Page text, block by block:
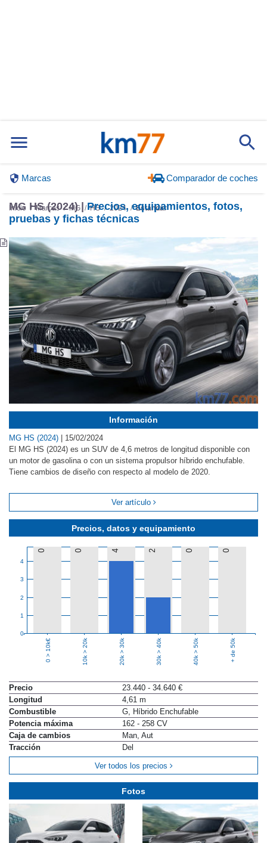
Marcas Comparador de coches
Inicio Marcas MG HS 2024 Estándar
MG HS (2024) |Precios, equipamientos, fotos,
pruebas y fichas técnicas
Precios, datos y equipamiento
0
1
2
3
4
0 0 4 2 0 0
0 > 10k€ 10k > 20k 20k > 30k 30k > 40k 40k > 50k + de 50k
Precio
23.440 - 34.640 €
Longitud
4,61 m
Combustible
G, Híbrido Enchufable
Potencia máxima
162 - 258 CV
Caja de cambios
Man, Aut
Tracción
Del
Ver todos los precios
Información
MG HS (2024)
15/02/2024
El MG HS (2024) es un SUV de 4,6 metros de longitud disponible con
un motor de gasolina o con un sistema propulsor híbrido enchufable.
Tiene cambios de diseño con respecto al modelo de 2020.
Ver artículo
Fotos